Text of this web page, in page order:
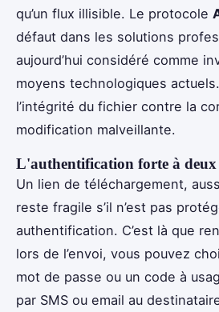
qu’un flux illisible. Le protocole
défaut dans les solutions
aujourd’hui considéré comme
moyens technologiques
l’intégrité du fichier contre la
modification malveillante.
L'authentification forte à deux
Un lien de téléchargement,
reste fragile s’il n’est pas
authentification. C’est là que
lors de l’envoi, vous pouvez
mot de passe ou un code à
par SMS ou email au